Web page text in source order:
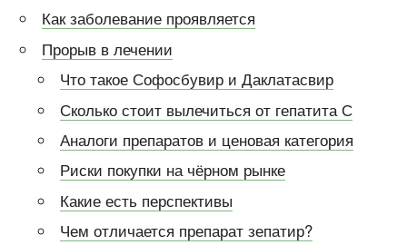
Как заболевание проявляется
Прорыв в лечении
Что такое Софосбувир и Даклатасвир
Сколько стоит вылечиться от гепатита С
Аналоги препаратов и ценовая категория
Риски покупки на чёрном рынке
Какие есть перспективы
Чем отличается препарат зепатир?